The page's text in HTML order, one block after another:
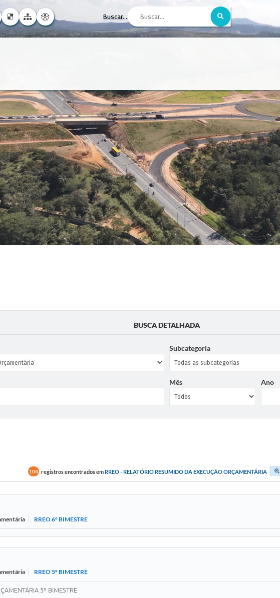
Buscar...
BUSCA DETALHADA
Subcategoria
Mês Ano
104 registros encontrados emRREO - RELATÓRIO RESUMIDO DA EXECUÇÃO ORÇAMENTÁRIA
RREO 6º BIMESTRE
RREO 5º BIMESTRE
5º BIMESTRE